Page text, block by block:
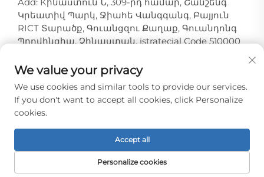
Կրեատիվ Պարկ, Ջիահե Վանգգանգ, Բայյուն
RICT Տարածք, Գուանցզու Քաղաք, Գուանդոնգ
Պրովինցիա, Չինաստան, istratecial Code 510000
Էլ. փոստ:[email protected]
© 2026 թ. Գուանչժոու Հոնգցիաո թելի
արդյունաբերության ընկերություն, Լտդ: Բոլոր
իրավունքները պաշտպանված են: -
We value your privacy
We use cookies and similar tools to provide our services.
If you don't want to accept all cookies, click Personalize
cookies.
Personalize cookies
Accept all